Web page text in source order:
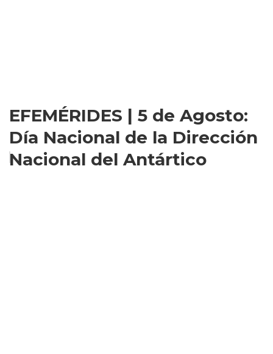
EFEMÉRIDES | 5 de Agosto:
Día Nacional de la Dirección
Nacional del Antártico